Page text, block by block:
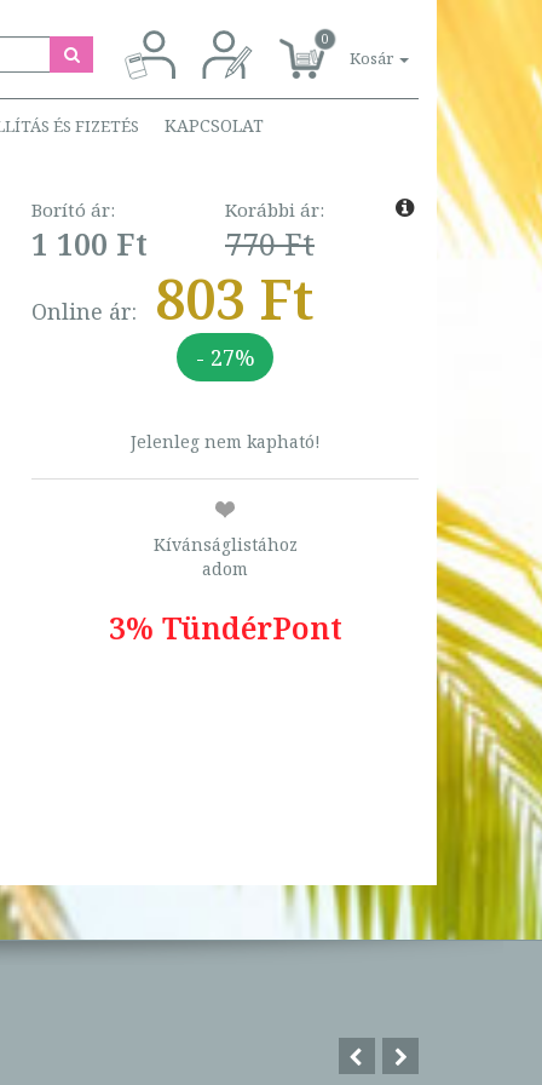
0
Kosár
ÉS FIZETÉS KAPCSOLAT
Borító ár:
1 100 Ft
Korábbi ár:
770 Ft
Online ár: 803 Ft
- 27%
Jelenleg nem kapható!
Kívánságlistához
adom
3% TündérPont